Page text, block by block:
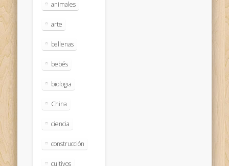
animales
arte
ballenas
bebés
biologia
China
ciencia
construcción
cultivos